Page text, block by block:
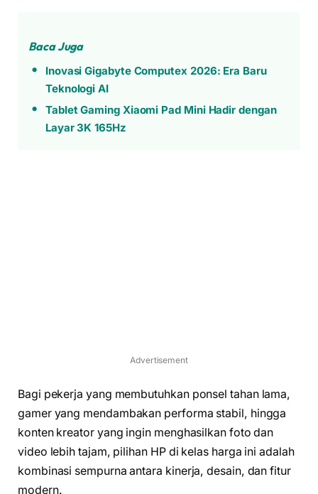
Baca Juga
Inovasi Gigabyte Computex 2026: Era Baru
Teknologi AI
Tablet Gaming Xiaomi Pad Mini Hadir dengan
Layar 3K 165Hz
Advertisement
Bagi pekerja yang membutuhkan ponsel tahan lama,
gamer yang mendambakan performa stabil, hingga
konten kreator yang ingin menghasilkan foto dan
video lebih tajam, pilihan HP di kelas harga ini adalah
kombinasi sempurna antara kinerja, desain, dan fitur
modern.